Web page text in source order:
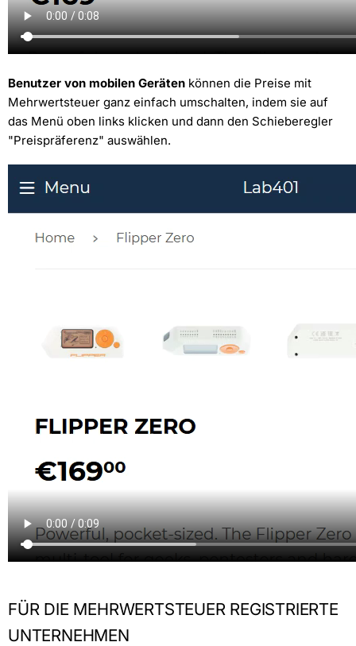
Benutzer von mobilen Geräten können die Preise mit
Mehrwertsteuer ganz einfach umschalten, indem sie auf
das Menü oben links klicken und dann den Schieberegler
"Preispräferenz" auswählen.
FÜR DIE MEHRWERTSTEUER REGISTRIERTE
UNTERNEHMEN